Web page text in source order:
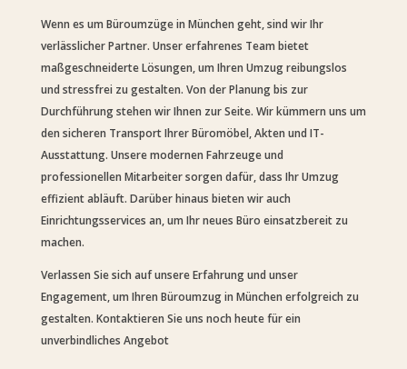
Wenn es um Büroumzüge in München geht, sind wir Ihr
verlässlicher Partner. Unser erfahrenes Team bietet
maßgeschneiderte Lösungen, um Ihren Umzug reibungslos
und stressfrei zu gestalten. Von der Planung bis zur
Durchführung stehen wir Ihnen zur Seite. Wir kümmern uns um
den sicheren Transport Ihrer Büromöbel, Akten und IT-
Ausstattung. Unsere modernen Fahrzeuge und
professionellen Mitarbeiter sorgen dafür, dass Ihr Umzug
effizient abläuft. Darüber hinaus bieten wir auch
Einrichtungsservices an, um Ihr neues Büro einsatzbereit zu
machen.
Verlassen Sie sich auf unsere Erfahrung und unser
Engagement, um Ihren Büroumzug in München erfolgreich zu
gestalten. Kontaktieren Sie uns noch heute für ein
unverbindliches Angebot